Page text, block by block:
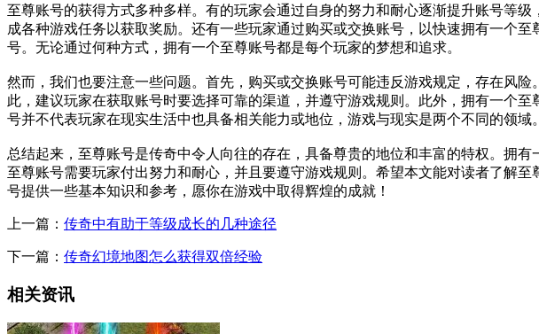
至尊账号的获得方式多种多样。有的玩家会通过自身的努力和耐心逐渐提升账号等级
成各种游戏任务以获取奖励。还有一些玩家通过购买或交换账号，以快速拥有一个至
号。无论通过何种方式，拥有一个至尊账号都是每个玩家的梦想和追求。
然而，我们也要注意一些问题。首先，购买或交换账号可能违反游戏规定，存在风险
此，建议玩家在获取账号时要选择可靠的渠道，并遵守游戏规则。此外，拥有一个至
号并不代表玩家在现实生活中也具备相关能力或地位，游戏与现实是两个不同的领域。
总结起来，至尊账号是传奇中令人向往的存在，具备尊贵的地位和丰富的特权。拥有
至尊账号需要玩家付出努力和耐心，并且要遵守游戏规则。希望本文能对读者了解至
号提供一些基本知识和参考，愿你在游戏中取得辉煌的成就！
上一篇： 传奇中有助于等级成长的几种途径
下一篇： 传奇幻境地图怎么获得双倍经验
相关资讯